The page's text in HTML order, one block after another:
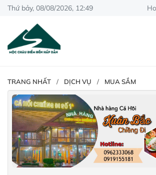
Thứ bảy, 08/08/2026, 12:49
TRANG NHẤT DỊCH VỤ MUA SẮM